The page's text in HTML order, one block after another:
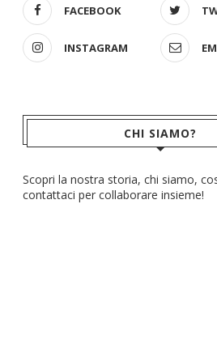
FACEBOOK
INSTAGRAM
CHI SIAMO?
Scopri la nostra storia, chi siamo,
contattaci per collaborare insieme!